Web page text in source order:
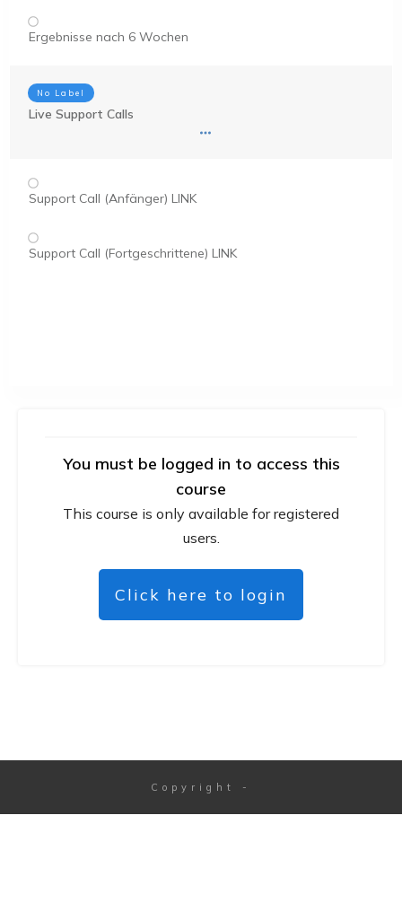
You must be logged in to access this
course
This course is only available for registered
users.
Click here to login
Ergebnisse nach 6 Wochen
No Label
Live Support Calls
Support Call (Anfänger) LINK
Support Call (Fortgeschrittene) LINK
Copyright -